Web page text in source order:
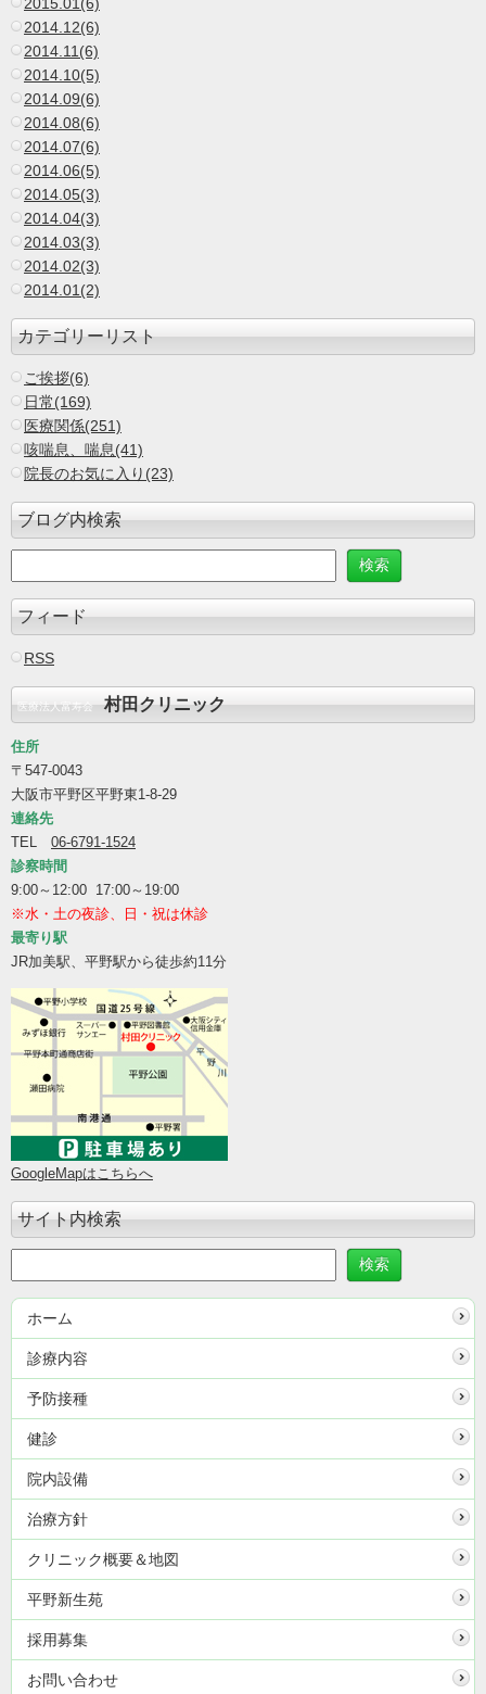
2015.01(6)
2014.12(6)
2014.11(6)
2014.10(5)
2014.09(6)
2014.08(6)
2014.07(6)
2014.06(5)
2014.05(3)
2014.04(3)
2014.03(3)
2014.02(3)
2014.01(2)
カテゴリーリスト
ご挨拶(6)
日常(169)
医療関係(251)
咳喘息、喘息(41)
院長のお気に入り(23)
ブログ内検索
フィード
RSS
医療法人富寿会村田クリニック
住所
〒547-0043
大阪市平野区平野東1-8-29
連絡先
TEL 06-6791-1524
診察時間
9:00～12:00 17:00～19:00
※水・土の夜診、日・祝は休診
最寄り駅
JR加美駅、平野駅から徒歩約11分
GoogleMapはこちらへ
サイト内検索
ホーム
診療内容
予防接種
健診
院内設備
治療方針
クリニック概要＆地図
平野新生苑
採用募集
お問い合わせ